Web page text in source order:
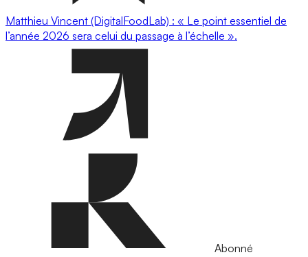
Matthieu Vincent (DigitalFoodLab) : « Le point essentiel de
l’année 2026 sera celui du passage à l’échelle ».
Abonné